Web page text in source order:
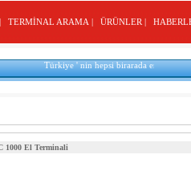
TERMİNAL ARAMA | ÜRÜNLER |
Türkiye ' nin hepsi birarada en büyük
1000 El Terminali